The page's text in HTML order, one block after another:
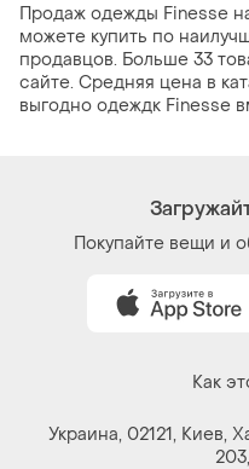
Продаж одежды Finesse
можете купить по
продавцов. Больше 33
сайте. Средняя цена в
выгодно одеждк Finesse
Покупайте вещи и
Как
Украина, 02121, Киев,